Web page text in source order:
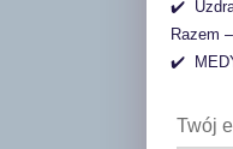
✔️
Razem
✔️
Twój